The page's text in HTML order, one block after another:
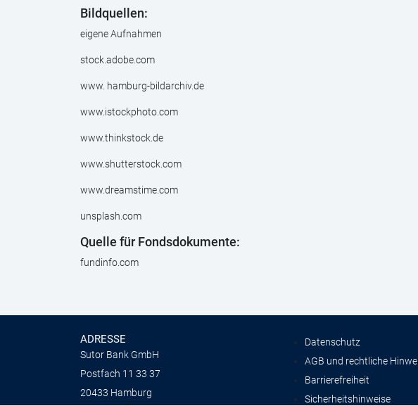
Bildquellen:
eigene Aufnahmen
stock.adobe.com
www. hamburg-bildarchiv.de
www.istockphoto.com
www.thinkstock.de
www.shutterstock.com
www.dreamstime.com
unsplash.com
Quelle für Fondsdokumente:
fundinfo.com
ADRESSE
Sutor Bank GmbH
Postfach 11 33 37
20433 Hamburg
Datenschutz
AGB und rechtliche
Barrierefreiheit
Sicherheitshinweise